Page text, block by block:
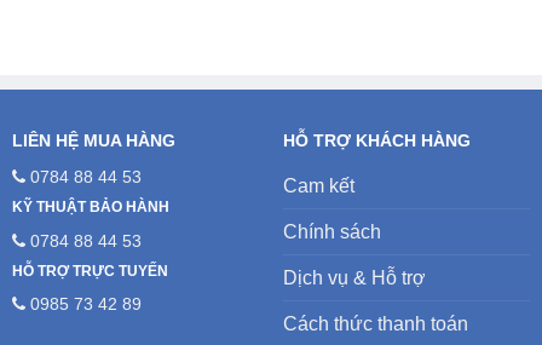
LIÊN HỆ MUA HÀNG
0784 88 44 53
KỸ THUẬT BẢO HÀNH
0784 88 44 53
HỖ TRỢ TRỰC TUYẾN
0985 73 42 89
HỖ TRỢ KHÁCH HÀNG
Cam kết
Chính sách
Dịch vụ & Hỗ trợ
Cách thức thanh toán